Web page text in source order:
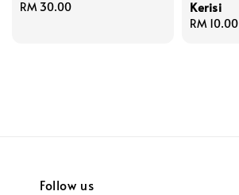
Regular
RM 30.00
Kerisi
Regular
RM 10.00
Follow us